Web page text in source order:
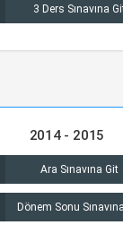
3 Ders Sınavına
2014 - 2015
Ara Sınavına Git
Dönem Sonu